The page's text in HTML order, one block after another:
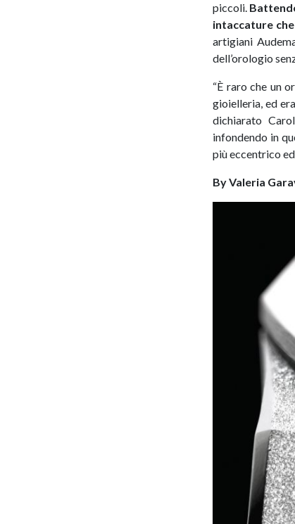
piccoli.
intaccature
artigiani
dell’orologio
“È raro che un
gioielleria, ed
dichiarato
infondendo in
più eccentrico
By Valeria